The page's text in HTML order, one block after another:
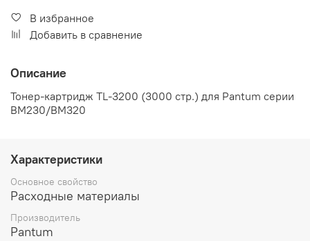
В избранное
Добавить в сравнение
Описание
Тонер-картридж TL-3200 (3000 стр.) для Pantum серии
BM230/BM320
Характеристики
Основное свойство
Расходные материалы
Производитель
Pantum